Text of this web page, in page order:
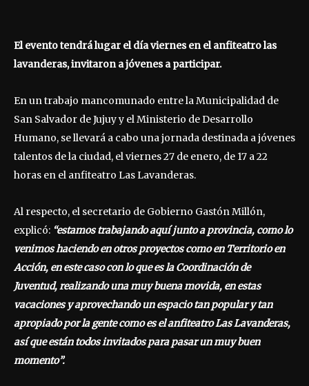
El evento tendrá lugar el día viernes en el anfiteatro las
lavanderas, invitaron a jóvenes a participar.
En un trabajo mancomunado entre la Municipalidad de
San Salvador de Jujuy y el Ministerio de Desarrollo
Humano, se llevará a cabo una jornada destinada a jóvenes
talentos de la ciudad, el viernes 27 de enero, de 17 a 22
horas en el anfiteatro Las Lavanderas.
Al respecto, el secretario de Gobierno Gastón Millón,
explicó: “estamos trabajando aquí junto a provincia, como lo
venimos haciendo en otros proyectos como en Territorio en
Acción, en este caso con lo que es la Coordinación de
Juventud, realizando una muy buena movida, en estas
vacaciones y aprovechando un espacio tan popular y tan
apropiado por la gente como es el anfiteatro Las Lavanderas,
así que están todos invitados para pasar un muy buen
momento”.